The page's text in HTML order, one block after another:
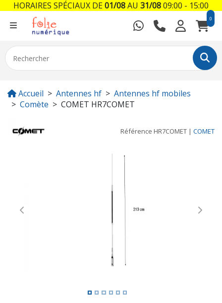
0
Accueil Antennes hf
Antennes hf mobiles
Comète
COMET HR7COMET
Référence HR7COMET | COMET
Previous Next
HORAIRES SPÉCIAUX DE01/08AU 31/0809:00 - 15:00